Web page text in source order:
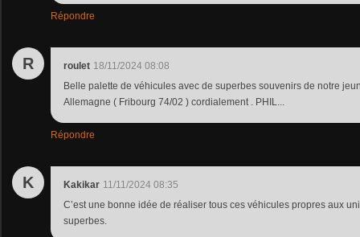
Répondre
R roulet 18/11/2024 08:08
Belle palette de véhicules avec de superbes souvenirs de notre
Allemagne ( Fribourg 74/02 ) cordialement . PHIL...
Répondre
K Kakikar 11/11/2024 08:35
C’est une bonne idée de réaliser tous ces véhicules propres aux
superbes.